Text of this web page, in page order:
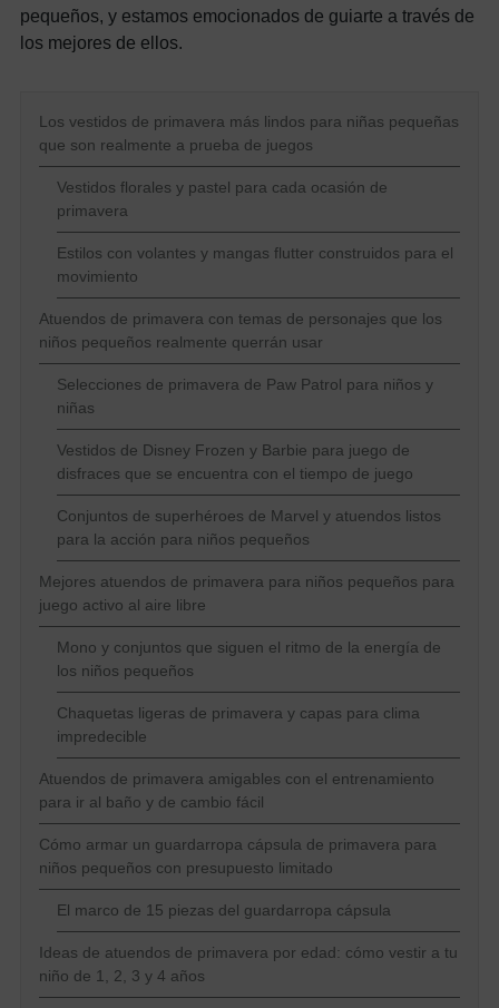
pequeños, y estamos emocionados de guiarte a través de
los mejores de ellos.
Los vestidos de primavera más lindos para niñas pequeñas
que son realmente a prueba de juegos
Vestidos florales y pastel para cada ocasión de
primavera
Estilos con volantes y mangas flutter construidos para el
movimiento
Atuendos de primavera con temas de personajes que los
niños pequeños realmente querrán usar
Selecciones de primavera de Paw Patrol para niños y
niñas
Vestidos de Disney Frozen y Barbie para juego de
disfraces que se encuentra con el tiempo de juego
Conjuntos de superhéroes de Marvel y atuendos listos
para la acción para niños pequeños
Mejores atuendos de primavera para niños pequeños para
juego activo al aire libre
Mono y conjuntos que siguen el ritmo de la energía de
los niños pequeños
Chaquetas ligeras de primavera y capas para clima
impredecible
Atuendos de primavera amigables con el entrenamiento
para ir al baño y de cambio fácil
Cómo armar un guardarropa cápsula de primavera para
niños pequeños con presupuesto limitado
El marco de 15 piezas del guardarropa cápsula
Ideas de atuendos de primavera por edad: cómo vestir a tu
niño de 1, 2, 3 y 4 años